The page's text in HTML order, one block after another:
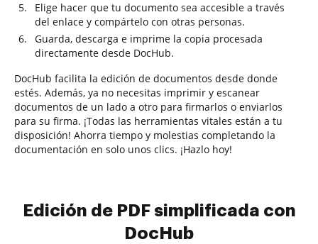
Elige hacer que tu documento sea accesible a través
del enlace y compártelo con otras personas.
Guarda, descarga e imprime la copia procesada
directamente desde DocHub.
DocHub facilita la edición de documentos desde donde
estés. Además, ya no necesitas imprimir y escanear
documentos de un lado a otro para firmarlos o enviarlos
para su firma. ¡Todas las herramientas vitales están a tu
disposición! Ahorra tiempo y molestias completando la
documentación en solo unos clics. ¡Hazlo hoy!
Edición de PDF simplificada con
DocHub